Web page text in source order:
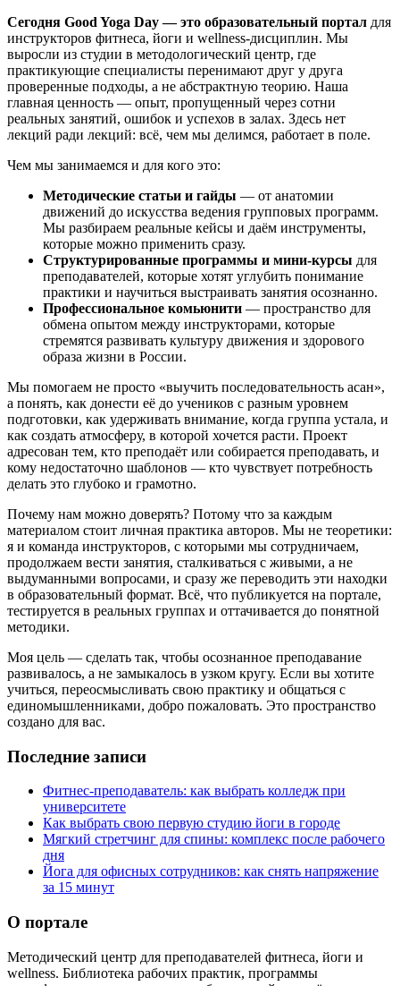
Сегодня Good Yoga Day — это образовательный портал для
инструкторов фитнеса, йоги и wellness-дисциплин. Мы
выросли из студии в методологический центр, где
практикующие специалисты перенимают друг у друга
проверенные подходы, а не абстрактную теорию. Наша
главная ценность — опыт, пропущенный через сотни
реальных занятий, ошибок и успехов в залах. Здесь нет
лекций ради лекций: всё, чем мы делимся, работает в поле.
Чем мы занимаемся и для кого это:
Методические статьи и гайды — от анатомии
движений до искусства ведения групповых программ.
Мы разбираем реальные кейсы и даём инструменты,
которые можно применить сразу.
Структурированные программы и мини-курсы для
преподавателей, которые хотят углубить понимание
практики и научиться выстраивать занятия осознанно.
Профессиональное комьюнити — пространство для
обмена опытом между инструкторами, которые
стремятся развивать культуру движения и здорового
образа жизни в России.
Мы помогаем не просто «выучить последовательность асан»,
а понять, как донести её до учеников с разным уровнем
подготовки, как удерживать внимание, когда группа устала, и
как создать атмосферу, в которой хочется расти. Проект
адресован тем, кто преподаёт или собирается преподавать, и
кому недостаточно шаблонов — кто чувствует потребность
делать это глубоко и грамотно.
Почему нам можно доверять? Потому что за каждым
материалом стоит личная практика авторов. Мы не теоретики:
я и команда инструкторов, с которыми мы сотрудничаем,
продолжаем вести занятия, сталкиваться с живыми, а не
выдуманными вопросами, и сразу же переводить эти находки
в образовательный формат. Всё, что публикуется на портале,
тестируется в реальных группах и оттачивается до понятной
методики.
Моя цель — сделать так, чтобы осознанное преподавание
развивалось, а не замыкалось в узком кругу. Если вы хотите
учиться, переосмысливать свою практику и общаться с
единомышленниками, добро пожаловать. Это пространство
создано для вас.
Последние записи
Фитнес-преподаватель: как выбрать колледж при
университете
Как выбрать свою первую студию йоги в городе
Мягкий стретчинг для спины: комплекс после рабочего
дня
Йога для офисных сотрудников: как снять напряжение
за 15 минут
О портале
Методический центр для преподавателей фитнеса, йоги и
wellness. Библиотека рабочих практик, программы